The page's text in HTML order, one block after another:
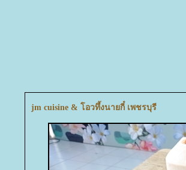
jm cuisine & โอวทึ้งนายกี๋ เพชรบุรี